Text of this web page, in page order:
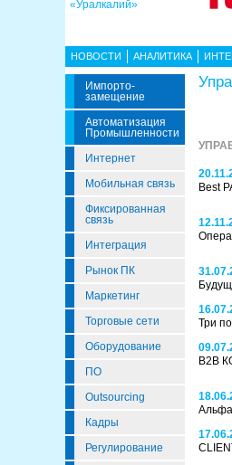
«Уралкалий»
НОВОСТИ АНАЛИТИКА
Импорто­
Замещение
Автоматизация
Промышленности
Интернет
Мобильная связь
Фиксированная
связь
Интеграция
Рынок ПК
Маркетинг
Торговые сети
Оборудование
ПО
Outsourcing
Кадры
Регулирование
Best
Три
B2B